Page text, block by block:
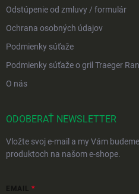
Odstúpenie od zmluvy / formulár
Ochrana osobných údajov
Podmienky súťaže
Podmienky súťaže o gril Traeger
O nás
ODOBERAŤ NEWSLETTER
Vložte svoj e-mail a my Vám
produktoch na našom e-shope.
EMAIL